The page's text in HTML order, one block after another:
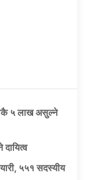
५ लाख असुल्ने
दायित्व
५५१ सदस्यीय